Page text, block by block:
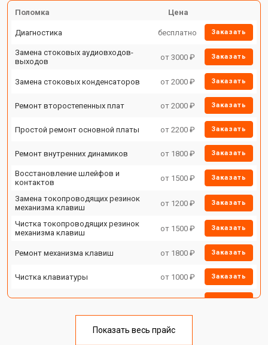
Поломка Цена
Диагностика бесплатно Заказать
Замена стоковых аудиовходов-
выходов
от 3000 ₽ Заказать
Замена стоковых конденсаторов от 2000 ₽ Заказать
Ремонт второстепенных плат от 2000 ₽ Заказать
Простой ремонт основной платы от 2200 ₽ Заказать
Ремонт внутренних динамиков от 1800 ₽ Заказать
Восстановление шлейфов и
контактов
от 1500 ₽ Заказать
Замена токопроводящих резинок
механизма клавиш
от 1200 ₽ Заказать
Чистка токопроводящих резинок
механизма клавиш
от 1500 ₽ Заказать
Ремонт механизма клавиш от 1800 ₽ Заказать
Чистка клавиатуры от 1000 ₽ Заказать
Ремонт клавиш от 1800 ₽ Заказать
Замена клавиш и уплотнителей от 1200 ₽
Показать весь прайс